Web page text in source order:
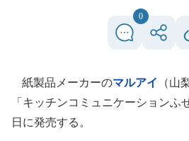
0
紙製品メーカーのマルアイ （山
「キッチンコミュニケーション
日に発売する。